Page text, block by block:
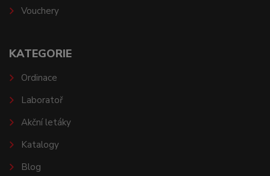
Vouchery
KATEGORIE
Ordinace
Laboratoř
Akční letáky
Katalogy
Blog